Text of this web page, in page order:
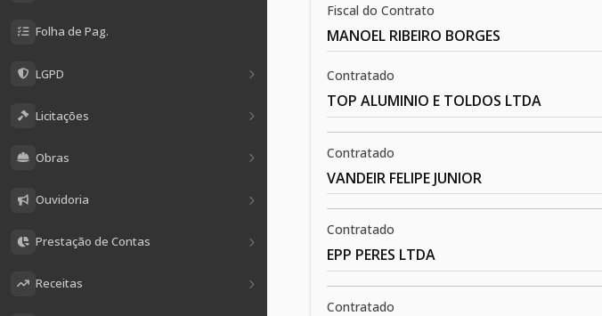
Folha de Pag.
LGPD
Licitações
Obras
Ouvidoria
Prestação de Contas
Receitas
Fiscal do Contrato
MANOEL RIBEIRO BORGES
Contratado
TOP ALUMINIO E TOLDOS LTDA
Contratado
VANDEIR FELIPE JUNIOR
Contratado
EPP PERES LTDA
Contratado